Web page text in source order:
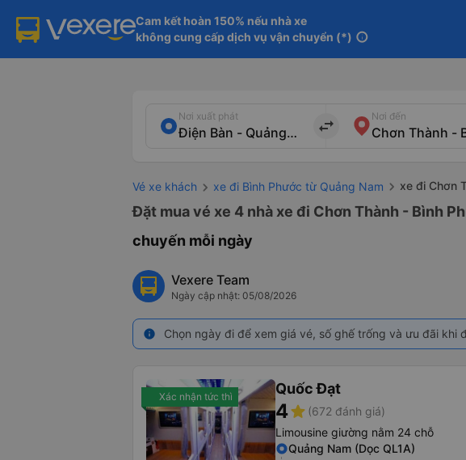
Cam kết hoàn 150% nếu nhà xe
không cung cấp dịch vụ vận chuyển (*) info
Nơi xuất phát
import_export
Nơi đến
Vé xe khách xe đi Bình Phước từ Quảng Nam xe đi Chơn
Đặt mua vé xe 4 nhà xe đi Chơn Thành - Bình
chuyến mỗi ngày
Vexere Team
Ngày cập nhật: 05/08/2026
info Chọn ngày đi để xem giá vé, số ghế trống và ưu đãi khi
Xác nhận tức thì Quốc Đạt
4star (672 đánh giá)
Limousine giường nằm 24 chỗ
Quảng Nam (Dọc QL1A)